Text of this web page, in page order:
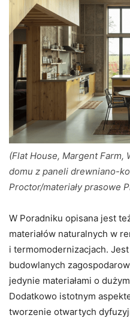
(Flat House, Margent Farm,
domu z paneli drewniano-
Proctor/materiały prasowe
W Poradniku opisana jest
materiałów naturalnych w
i termomodernizacjach.
budowlanych
jedynie materiałami o
Dodatkowo istotnym
tworzenie otwartych